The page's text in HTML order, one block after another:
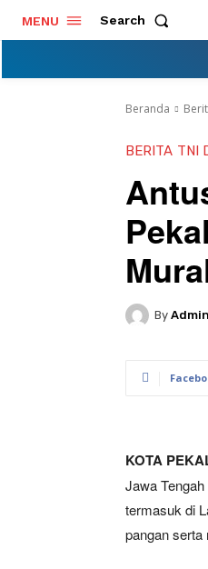
MENU Search
Beranda
BERITA TNI
By
KOTA
Jawa
termasuk di
pangan serta